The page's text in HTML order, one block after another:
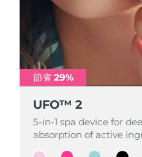
節省 29%
UFO™ 2
5-in-1 spa device for
absorption of active
節省 29%
UFO™ 2
5-in-1 spa device for
absorption of active
節省 29%
UFO™ 2
5-in-1 spa device for
absorption of active
節省 29%
UFO™ 2
5-in-1 spa device for
absorption of active
葡萄牙
卡達
留尼旺